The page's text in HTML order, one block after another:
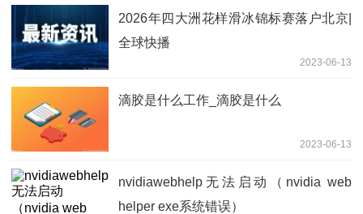
2026年四大洲花样滑冰锦标赛落户北京|
全球快播
2023-06-13
滴胶是什么工作_滴胶是什么
2023-06-13
nvidiawebhelp无法启动（nvidia web
helper exe系统错误）